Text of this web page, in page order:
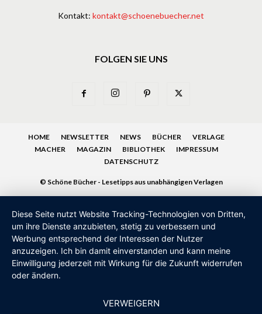
Kontakt: kontakt@schoenebuecher.net
FOLGEN SIE UNS
HOME NEWSLETTER NEWS BÜCHER
VERLAGE
MACHER
MAGAZIN BIBLIOTHEK
IMPRESSUM
DATENSCHUTZ
© Schöne Bücher - Lesetipps aus unabhängigen Verlagen
Diese Seite nutzt Website Tracking-Technologien von Dritten,
um ihre Dienste anzubieten, stetig zu verbessern und
Werbung entsprechend der Interessen der Nutzer
anzuzeigen. Ich bin damit einverstanden und kann meine
Einwilligung jederzeit mit Wirkung für die Zukunft widerrufen
oder ändern.
VERWEIGERN